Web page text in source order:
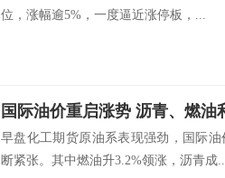
位，涨幅逾5%，一度逼近涨停板，...
国际油价重启涨势 沥青、燃油
早盘化工期货原油系表现强劲，国际
断紧张。其中燃油升3.2%领涨，沥青成